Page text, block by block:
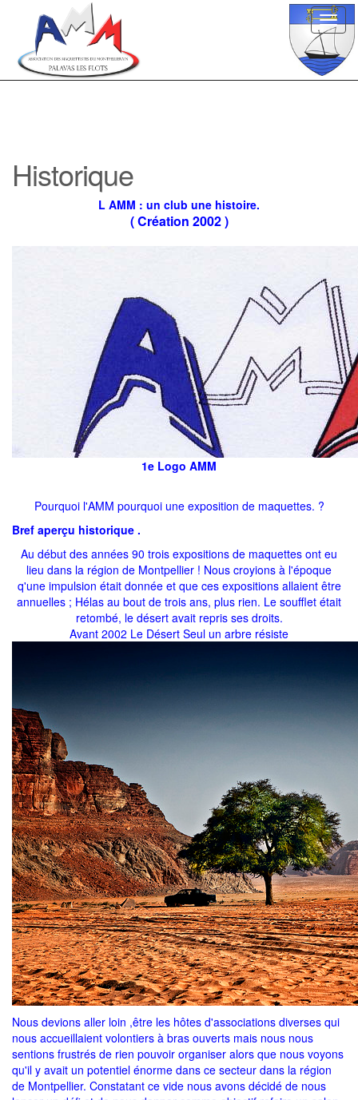
Historique
L AMM : un club une histoire.
( Création 2002 )
1e Logo AMM
Pourquoi l'AMM pourquoi une exposition de maquettes. ?
Bref aperçu historique .
Au début des années 90 trois expositions de maquettes ont eu
lieu dans la région de Montpellier ! Nous croyions à l'époque
q'une impulsion était donnée et que ces expositions allaient être
annuelles ; Hélas au bout de trois ans, plus rien. Le soufflet était
retombé, le désert avait repris ses droits.
Avant 2002 Le Désert Seul un arbre résiste
Nous devions aller loin ,être les hôtes d'associations diverses qui
nous accueillaient volontiers à bras ouverts mais nous nous
sentions frustrés de rien pouvoir organiser alors que nous voyons
qu'il y avait un potentiel énorme dans ce secteur dans la région
de Montpellier. Constatant ce vide nous avons décidé de nous